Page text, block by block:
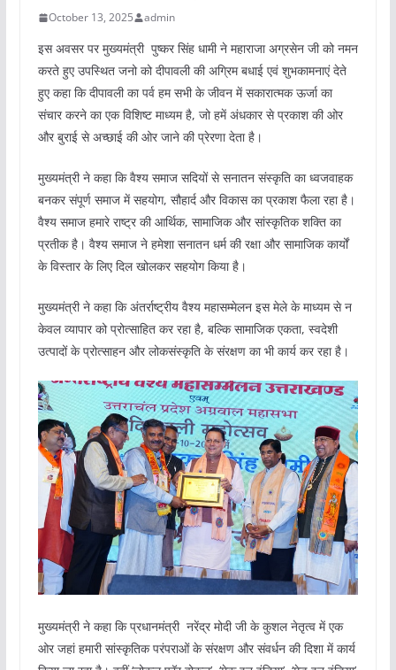
October 13, 2025 admin
इस अवसर पर मुख्यमंत्री पुष्कर सिंह धामी ने महाराजा अग्रसेन जी को नमन
करते हुए उपस्थित जनो को दीपावली की अग्रिम बधाई एवं शुभकामनाएं देते
हुए कहा कि दीपावली का पर्व हम सभी के जीवन में सकारात्मक ऊर्जा का
संचार करने का एक विशिष्ट माध्यम है, जो हमें अंधकार से प्रकाश की ओर
और बुराई से अच्छाई की ओर जाने की प्रेरणा देता है।
मुख्यमंत्री ने कहा कि वैश्य समाज सदियों से सनातन संस्कृति का ध्वजवाहक
बनकर संपूर्ण समाज में सहयोग, सौहार्द और विकास का प्रकाश फैला रहा है।
वैश्य समाज हमारे राष्ट्र की आर्थिक, सामाजिक और सांस्कृतिक शक्ति का
प्रतीक है। वैश्य समाज ने हमेशा सनातन धर्म की रक्षा और सामाजिक कार्यों
के विस्तार के लिए दिल खोलकर सहयोग किया है।
मुख्यमंत्री ने कहा कि अंतर्राष्ट्रीय वैश्य महासम्मेलन इस मेले के माध्यम से न
केवल व्यापार को प्रोत्साहित कर रहा है, बल्कि सामाजिक एकता, स्वदेशी
उत्पादों के प्रोत्साहन और लोकसंस्कृति के संरक्षण का भी कार्य कर रहा है।
मुख्यमंत्री ने कहा कि प्रधानमंत्री नरेंद्र मोदी जी के कुशल नेतृत्व में एक
ओर जहां हमारी सांस्कृतिक परंपराओं के संरक्षण और संवर्धन की दिशा में कार्य